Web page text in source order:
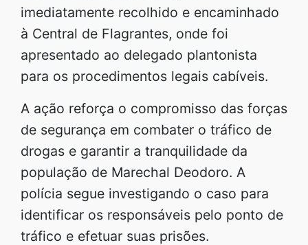
imediatamente recolhido e encaminhado
à Central de Flagrantes, onde foi
apresentado ao delegado plantonista
para os procedimentos legais cabíveis.
A ação reforça o compromisso das forças
de segurança em combater o tráfico de
drogas e garantir a tranquilidade da
população de Marechal Deodoro. A
polícia segue investigando o caso para
identificar os responsáveis pelo ponto de
tráfico e efetuar suas prisões.